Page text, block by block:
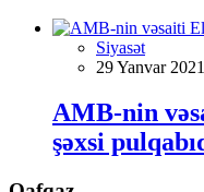
Siyasət
29 Yanvar
AMB-nin
şəxsi